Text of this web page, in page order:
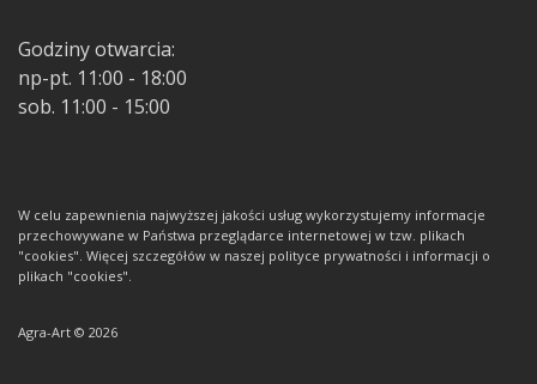
Godziny otwarcia:
np-pt. 11:00 - 18:00
sob. 11:00 - 15:00
W celu zapewnienia najwyższej jakości usług wykorzystujemy informacje
przechowywane w Państwa przeglądarce internetowej w tzw. plikach
"cookies". Więcej szczegółów w naszej polityce prywatności i informacji o
plikach "cookies".
Agra-Art © 2026